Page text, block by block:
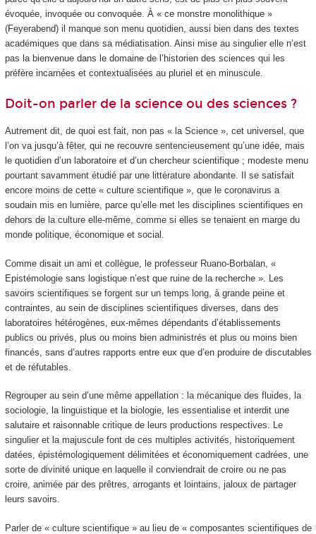
évoquée, invoquée ou convoquée. À « ce monstre monolithique »
(Feyerabend) il manque son menu quotidien, aussi bien dans des textes
académiques que dans sa médiatisation. Ainsi mise au singulier elle n’est
pas la bienvenue dans le domaine de l’historien des sciences qui les
préfère incarnées et contextualisées au pluriel et en minuscule.
Doit-on parler de la science ou des sciences ?
Autrement dit, de quoi est fait, non pas « la Science », cet universel, que
l’on va jusqu’à fêter, qui ne recouvre sentencieusement qu’une idée, mais
le quotidien d’un laboratoire et d’un chercheur scientifique ; modeste menu
pourtant savamment étudié par une littérature abondante. Il se satisfait
encore moins de cette « culture scientifique », que le coronavirus a
soudain mis en lumière, parce qu’elle met les disciplines scientifiques en
dehors de la culture elle-même, comme si elles se tenaient en marge du
monde politique, économique et social.
Comme disait un ami et collègue, le professeur Ruano-Borbalan, «
Epistémologie sans logistique n’est que ruine de la recherche ». Les
savoirs scientifiques se forgent sur un temps long, à grande peine et
contraintes, au sein de disciplines scientifiques diverses, dans des
laboratoires hétérogènes, eux-mêmes dépendants d’établissements
publics ou privés, plus ou moins bien administrés et plus ou moins bien
financés, sans d’autres rapports entre eux que d’en produire de discutables
et de réfutables.
Regrouper au sein d’une même appellation : la mécanique des fluides, la
sociologie, la linguistique et la biologie, les essentialise et interdit une
salutaire et raisonnable critique de leurs productions respectives. Le
singulier et la majuscule font de ces multiples activités, historiquement
datées, épistémologiquement délimitées et économiquement cadrées, une
sorte de divinité unique en laquelle il conviendrait de croire ou ne pas
croire, animée par des prêtres, arrogants et lointains, jaloux de partager
leurs savoirs.
Parler de « culture scientifique » au lieu de « composantes scientifiques de